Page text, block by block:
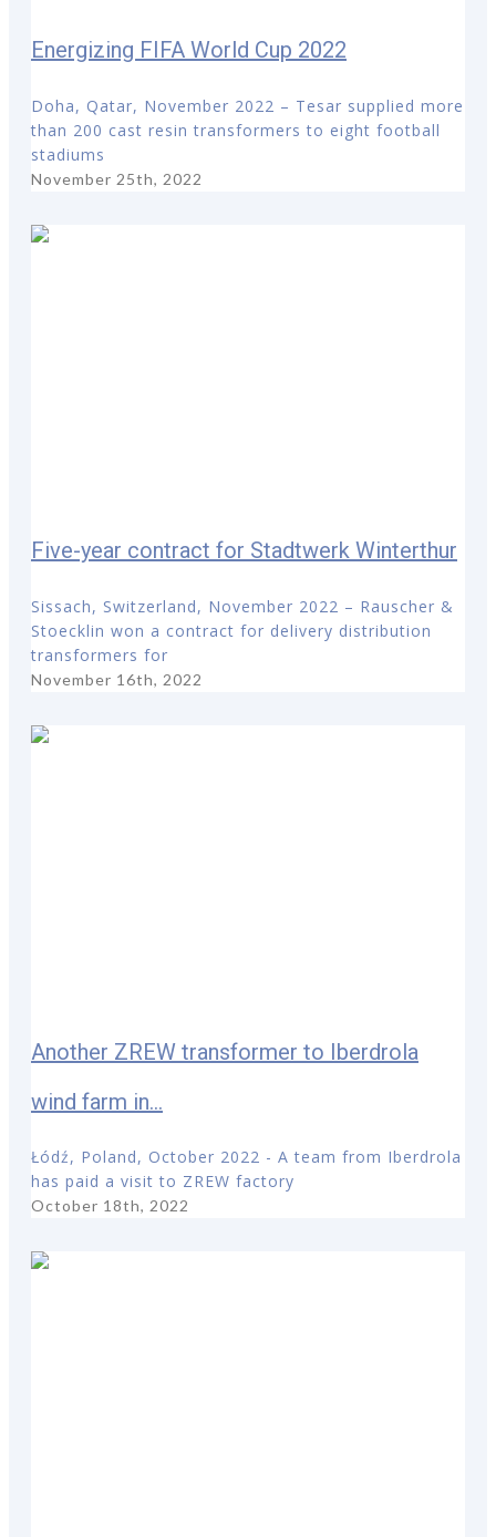
Energizing FIFA World Cup 2022
Doha, Qatar, November 2022 – Tesar supplied more
than 200 cast resin transformers to eight football
stadiums
November 25th, 2022
Five-year contract for Stadtwerk Winterthur
Sissach, Switzerland, November 2022 – Rauscher &
Stoecklin won a contract for delivery distribution
transformers for
November 16th, 2022
Another ZREW transformer to Iberdrola
wind farm in...
Łódź, Poland, October 2022 - A team from Iberdrola
has paid a visit to ZREW factory
October 18th, 2022